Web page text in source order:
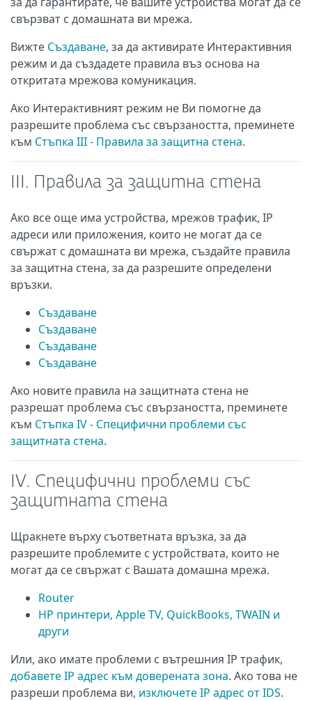
свързват с домашната ви мрежа.
Вижте Създаване, за да активирате Интерактивния
режим и да създадете правила въз основа на
откритата мрежова комуникация.
Ако Интерактивният режим не Ви помогне да
разрешите проблема със свързаността, преминете
към Стъпка III - Правила за защитна стена.
III. Правила за защитна стена
Ако все още има устройства, мрежов трафик, IP
адреси или приложения, които не могат да се
свържат с домашната ви мрежа, създайте правила
за защитна стена, за да разрешите определени
връзки.
Създаване
Създаване
Създаване
Създаване
Ако новите правила на защитната стена не
разрешат проблема със свързаността, преминете
към Стъпка IV - Специфични проблеми със
защитната стена.
IV. Специфични проблеми със
защитната стена
Щракнете върху съответната връзка, за да
разрешите проблемите с устройствата, които не
могат да се свържат с Вашата домашна мрежа.
Router
HP принтери, Apple TV, QuickBooks, TWAIN и
други
Или, ако имате проблеми с вътрешния IP трафик,
добавете IP адрес към доверената зона. Ако това не
разреши проблема ви, изключете IP адрес от IDS.